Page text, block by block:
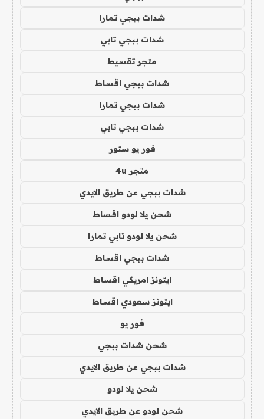
شدات ببجي تمارا
شدات ببجي تابي
متجر تقسيط
شدات ببجي اقساط
شدات ببجي تمارا
شدات ببجي تابي
فور يو ستور
متجر 4u
شدات ببجي عن طريق الايدي
شحن يلا لودو اقساط
شحن يلا لودو تابي تمارا
شدات ببجي اقساط
ايتونز امريكي اقساط
ايتونز سعودي اقساط
فور يو
شحن شدات ببجي
شدات ببجي عن طريق الايدي
شحن يلا لودو
شحن لودو عن طريق الايدي